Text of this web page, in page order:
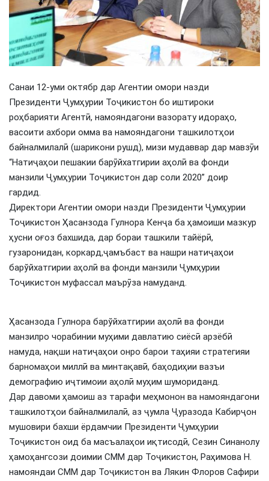
Санаи 12-уми октябр дар Агентии омори назди
Президенти Ҷумҳурии Тоҷикистон бо иштироки
роҳбарияти Агентӣ, намояндагони вазорату идораҳо,
васоити ахбори омма ва намояндагони ташкилотҳои
байналмилалӣ (шарикони рушд), мизи мудаввар дар мавзӯи
“Натиҷаҳои пешакии барӯйхатгирии аҳолӣ ва фонди
манзили Ҷумҳурии Тоҷикистон дар соли 2020” доир
гардид.
Директори Агентии омори назди Президенти Ҷумҳурии
Тоҷикистон Ҳасанзода Гулнора Кенҷа ба ҳамоиши мазкур
ҳусни оғоз бахшида, дар бораи ташкили тайёрӣ,
гузаронидан, коркард,ҷамъбаст ва нашри натиҷаҳои
барўйхатгирии аҳолӣ ва фонди манзили Ҷумҳурии
Тоҷикистон муфассал маърӯза намуданд.
Ҳасанзода Гулнора барўйхатгирии аҳолӣ ва фонди
манзилро чорабинии муҳими давлатию сиёсӣ арзёбӣ
намуда, нақши натиҷаҳои онро барои таҳияи стратегияи
барномаҳои миллӣ ва минтақавӣ, баҳодиҳии вазъи
демографию иҷтимоии аҳолӣ муҳим шумориданд.
Дар давоми ҳамоиш аз тарафи меҳмонон ва намояндагони
ташкилотҳои байналмилалӣ, аз ҷумла Ҷуразода Кабирҷон
мушовири бахши ёрдамчии Президенти Ҷумҳурии
Тоҷикистон оид ба масъалаҳои иқтисодӣ, Сезин Синанолу
ҳамоҳангсози доимии СММ дар Тоҷикистон, Раҳимова Н.
намояндаи СММ дар Тоҷикистон ва Лякин Флоров Сафири